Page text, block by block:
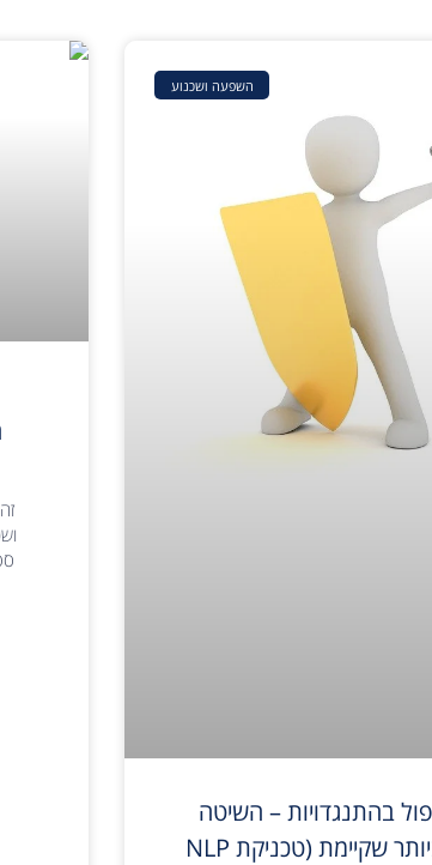
השפעה ושכנוע
בהתנגדויות – השיטה
הטובה ביותר שקיימת (טכניקת NLP